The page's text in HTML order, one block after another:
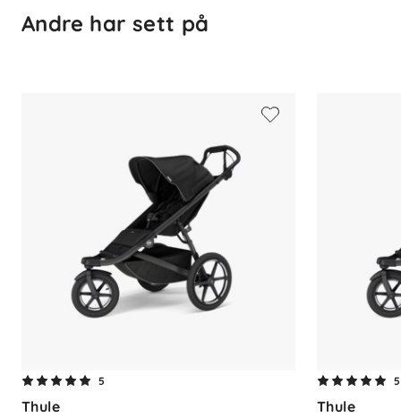
- Avtakbar perforert madrass
- Vannavvisende ripstoppmateriale
Materialer
- Innvendig nettingstoff
- Vannavvisende ripstoppmateriale
Mål og vekt (sammenslått)
-Lengde: 83 cm
Andre har sett på
5
Thule
5
Thule